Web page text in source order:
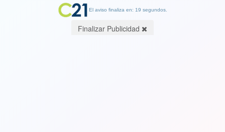
El aviso finaliza en: 19 segundos.
Finalizar Publicidad